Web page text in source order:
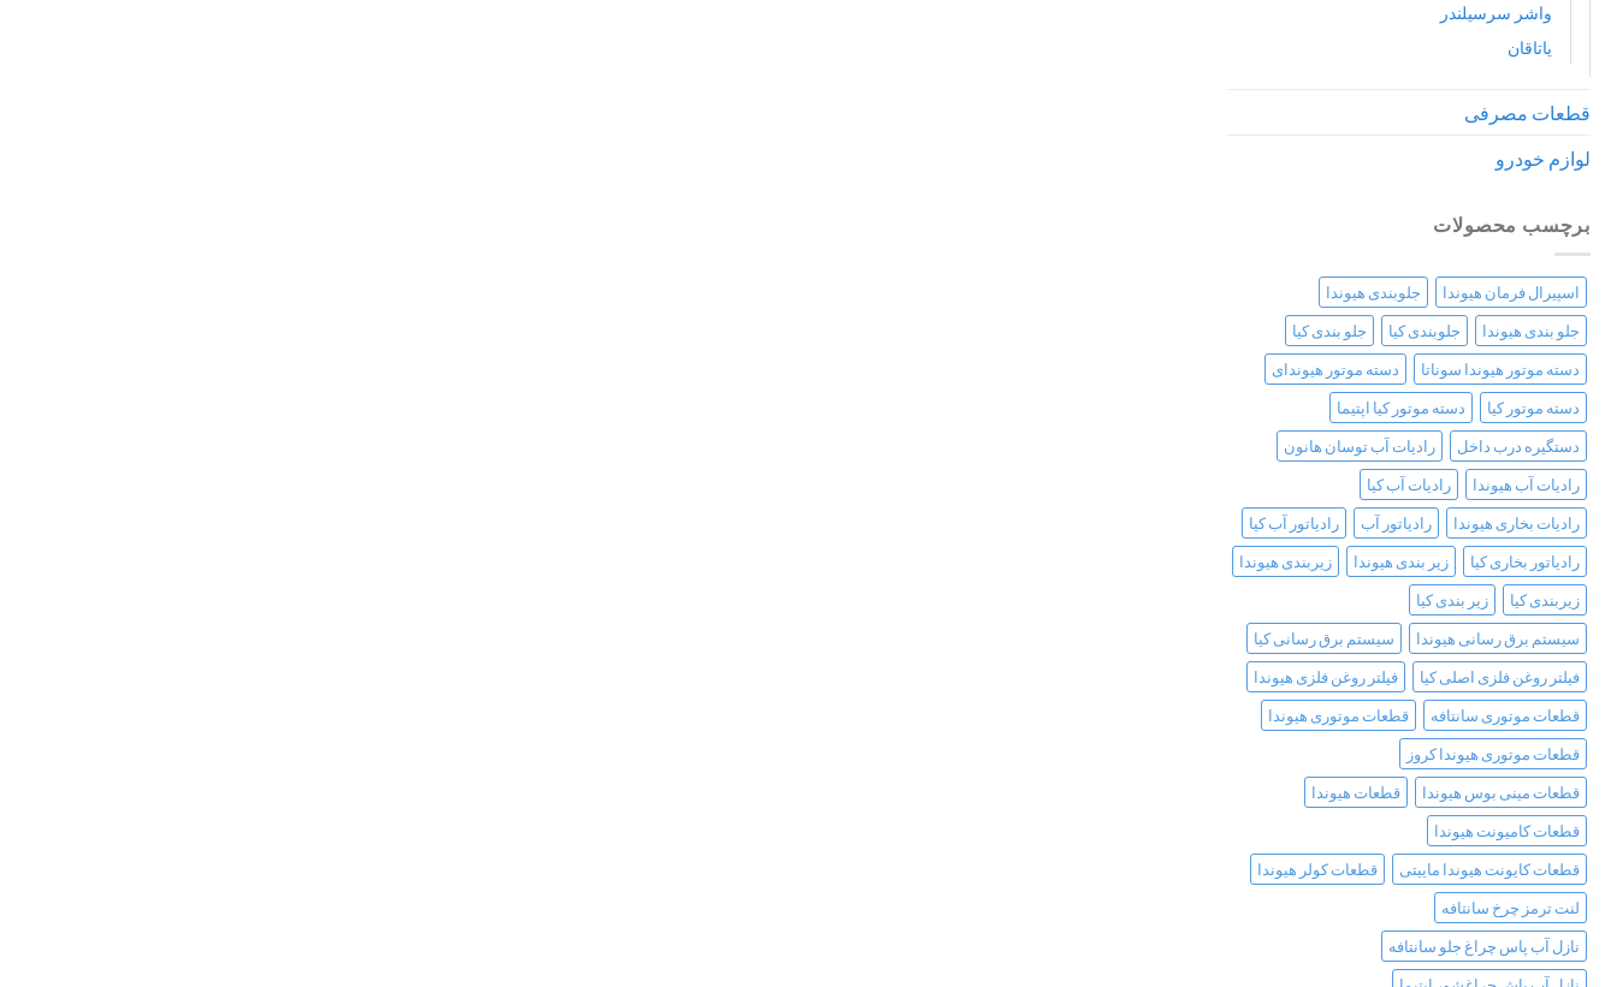
واشر سرسیلندر
یاتاقان
قطعات مصرفی
لوازم خودرو
برچسب محصولات
اسپیرال فرمان هیوندا
جلوبندی هیوندا
جلو بندی هیوندا
جلوبندی کیا
جلو بندی کیا
دسته موتور هیوندا سوناتا
دسته موتور هیوندای
دسته موتور کیا
دسته موتور کیا اپتیما
دستگیره درب داخل
رادیات آب توسان هانون
رادیات آب هیوندا
رادیات آب کیا
رادیات بخاری هیوندا
رادیاتور آب
رادیاتور آب کیا
رادیاتور بخاری کیا
زیر بندی هیوندا
زیربندی هیوندا
زیربندی کیا
زیر بندی کیا
سیستم برق رسانی هیوندا
سیستم برق رسانی کیا
فیلتر روغن فلزی اصلی کیا
فیلتر روغن فلزی هیوندا
قطعات موتوری سانتافه
قطعات موتوری هیوندا
قطعات موتوری هیوندا کروز
قطعات مینی بوس هیوندا
قطعات هیوندا
قطعات کامیونت هیوندا
قطعات کایونت هیوندا ماییتی
قطعات کولر هیوندا
لنت ترمز چرخ سانتافه
نازل آب پاس چراغ جلو سانتافه